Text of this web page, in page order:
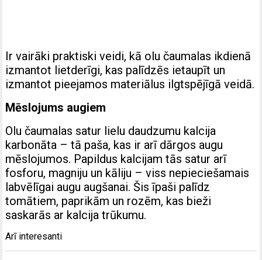
Ir vairāki praktiski veidi, kā olu čaumalas ikdienā
izmantot lietderīgi, kas palīdzēs ietaupīt un
izmantot pieejamos materiālus ilgtspējīgā veidā.
Mēslojums augiem
Olu čaumalas satur lielu daudzumu kalcija
karbonāta – tā paša, kas ir arī dārgos augu
mēslojumos. Papildus kalcijam tās satur arī
fosforu, magniju un kāliju – viss nepieciešamais
labvēlīgai augu augšanai. Šis īpaši palīdz
tomātiem, paprikām un rozēm, kas bieži
saskarās ar kalcija trūkumu.
Arī interesanti